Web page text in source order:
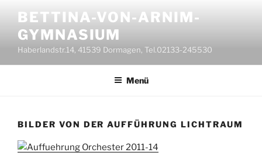
Inhalt
springen
BETTINA-VON-ARNIM-
GYMNASIUM
Haberlandstr.14, 41539 Dormagen, Tel.02133-245530
Menü
BILDER VON DER AUFFÜHRUNG LICHTRAUM